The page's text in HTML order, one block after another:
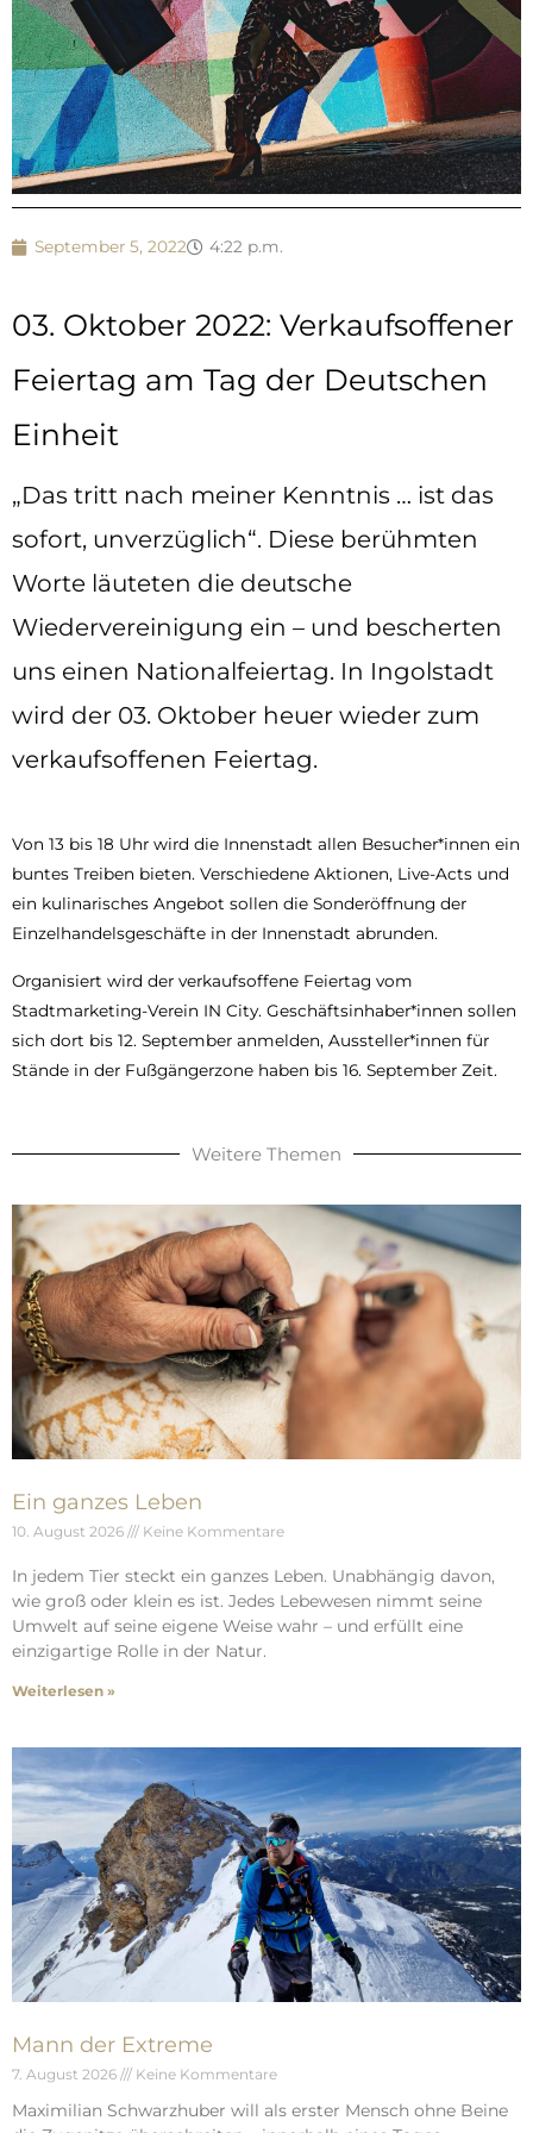
September 5, 2022 4:22 p.m.
03. Oktober 2022: Verkaufsoffener
Feiertag am Tag der Deutschen
Einheit
„Das tritt nach meiner Kenntnis … ist das
sofort, unverzüglich“. Diese berühmten
Worte läuteten die deutsche
Wiedervereinigung ein – und bescherten
uns einen Nationalfeiertag. In Ingolstadt
wird der 03. Oktober heuer wieder zum
verkaufsoffenen Feiertag.
Von 13 bis 18 Uhr wird die Innenstadt allen Besucher*innen ein
buntes Treiben bieten. Verschiedene Aktionen, Live-Acts und
ein kulinarisches Angebot sollen die Sonderöffnung der
Einzelhandelsgeschäfte in der Innenstadt abrunden.
Organisiert wird der verkaufsoffene Feiertag vom
Stadtmarketing-Verein IN City. Geschäftsinhaber*innen sollen
sich dort bis 12. September anmelden, Aussteller*innen für
Stände in der Fußgängerzone haben bis 16. September Zeit.
Weitere Themen
Ein ganzes Leben
10. August 2026 Keine Kommentare
In jedem Tier steckt ein ganzes Leben. Unabhängig davon,
wie groß oder klein es ist. Jedes Lebewesen nimmt seine
Umwelt auf seine eigene Weise wahr – und erfüllt eine
einzigartige Rolle in der Natur.
Weiterlesen »
Mann der Extreme
7. August 2026 Keine Kommentare
Maximilian Schwarzhuber will als erster Mensch ohne Beine